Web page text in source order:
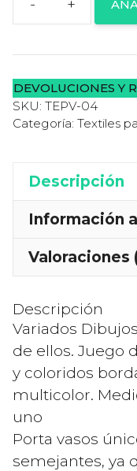
Two
|
Juego
de
6
Mano
de
DEVOLUCIONES Y
SKU: TEPV-04
Categoría: Textiles
Descripción
Información
Valoraciones
Descripción
Variados
de ellos. Juego
y coloridos
multicolor.
uno
Porta vasos
semejantes, ya